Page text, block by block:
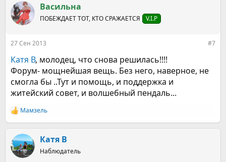
к
ц
и
Васильна
ПОБЕЖДАЕТ ТОТ, КТО СРАЖАЕТСЯ V.I.P
27 Сен 2013 #7
Катя В, молодец, что снова решилась!!!!
Форум- мощнейшая вещь. Без него, наверное, не
смогла бы ..Тут и помощь, и поддержка и
житейский совет, и волшебный пендаль...
Р
е
к
ц
и
Мамзель
Катя В
Наблюдатель